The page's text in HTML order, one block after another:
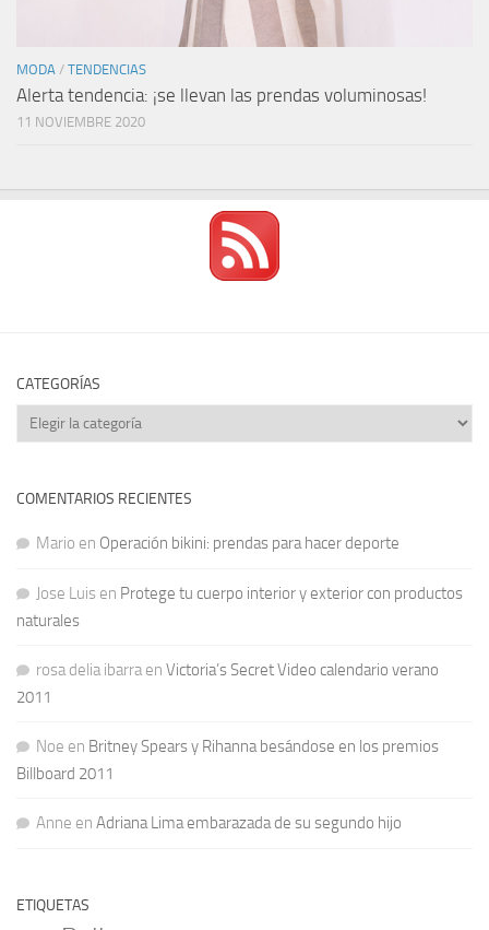
MODA / TENDENCIAS
Alerta tendencia: ¡se llevan las prendas voluminosas!
11 NOVIEMBRE 2020
CATEGORÍAS
Categorías
COMENTARIOS RECIENTES
Mario en Operación bikini: prendas para hacer deporte
Jose Luis en Protege tu cuerpo interior y exterior con productos
naturales
rosa delia ibarraen Victoria’s Secret Video calendario verano
2011
Noe en Britney Spears y Rihanna besándose en los premios
Billboard 2011
Anne en Adriana Lima embarazada de su segundo hijo
ETIQUETAS